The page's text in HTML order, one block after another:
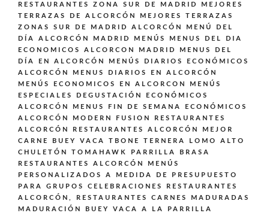
RESTAURANTES ZONA SUR DE MADRID
MEJORES
TERRAZAS DE ALCORCÓN
MEJORES TERRAZAS
ZONAS SUR DE MADRID ALCORCÓN
MENÚ DEL
DÍA ALCORCÓN MADRID
MENÚS
MENUS DEL DIA
ECONOMICOS ALCORCON MADRID
MENUS DEL
DÍA EN ALCORCÓN
MENÚS DIARIOS ECONÓMICOS
ALCORCÓN
MENUS DIARIOS EN ALCORCÓN
MENÚS ECONOMICOS EN ALCORCON
MENÚS
ESPECIALES DEGUSTACIÓN ECONÓMICOS
ALCORCÓN
MENUS FIN DE SEMANA ECONÓMICOS
ALCORCÓN
MODERN FUSION
RESTAURANTES
ALCORCÓN
RESTAURANTES ALCORCÓN MEJOR
CARNE BUEY VACA TBONE TERNERA LOMO ALTO
CHULETÓN TOMAHAWK PARRILLA BRASA
RESTAURANTES ALCORCÓN MENÚS
PERSONALIZADOS A MEDIDA DE PRESUPUESTO
PARA GRUPOS CELEBRACIONES
RESTAURANTES
ALCORCÓN,
RESTAURANTES CARNES MADURADAS
MADURACIÓN BUEY VACA A LA PARRILLA